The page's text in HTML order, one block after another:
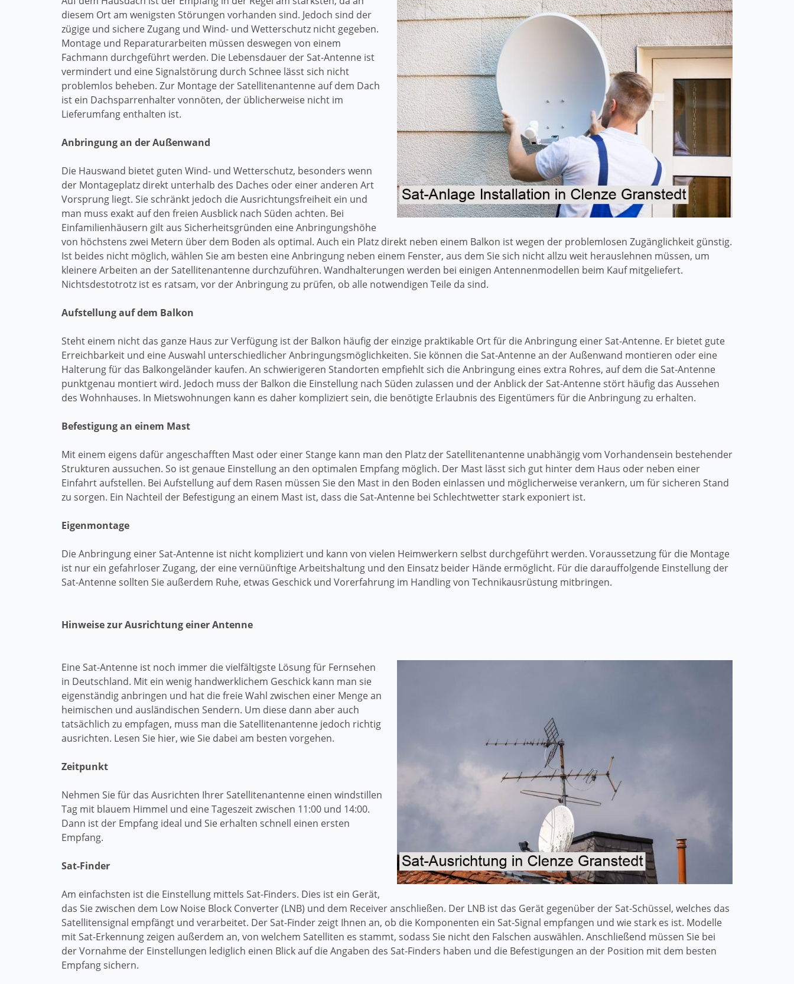
diesem Ort am wenigsten Störungen vorhanden sind. Jedoch sind der
zügige und sichere Zugang und Wind- und Wetterschutz nicht gegeben.
Montage und Reparaturarbeiten müssen deswegen von einem
Fachmann durchgeführt werden. Die Lebensdauer der Sat-Antenne ist
vermindert und eine Signalstörung durch Schnee lässt sich nicht
problemlos beheben. Zur Montage der Satellitenantenne auf dem Dach
ist ein Dachsparrenhalter vonnöten, der üblicherweise nicht im
Lieferumfang enthalten ist.
Anbringung an der Außenwand
Die Hauswand bietet guten Wind- und Wetterschutz, besonders wenn
der Montageplatz direkt unterhalb des Daches oder einer anderen Art
Vorsprung liegt. Sie schränkt jedoch die Ausrichtungsfreiheit ein und
man muss exakt auf den freien Ausblick nach Süden achten. Bei
Einfamilienhäusern gilt aus Sicherheitsgründen eine Anbringungshöhe
von höchstens zwei Metern über dem Boden als optimal. Auch ein Platz direkt neben einem Balkon ist wegen der problemlosen Zugänglichkeit günstig.
Ist beides nicht möglich, wählen Sie am besten eine Anbringung neben einem Fenster, aus dem Sie sich nicht allzu weit herauslehnen müssen, um
kleinere Arbeiten an der Satellitenantenne durchzuführen. Wandhalterungen werden bei einigen Antennenmodellen beim Kauf mitgeliefert.
Nichtsdestotrotz ist es ratsam, vor der Anbringung zu prüfen, ob alle notwendigen Teile da sind.
Aufstellung auf dem Balkon
Steht einem nicht das ganze Haus zur Verfügung ist der Balkon häufig der einzige praktikable Ort für die Anbringung einer Sat-Antenne. Er bietet gute
Erreichbarkeit und eine Auswahl unterschiedlicher Anbringungsmöglichkeiten. Sie können die Sat-Antenne an der Außenwand montieren oder eine
Halterung für das Balkongeländer kaufen. An schwierigeren Standorten empfiehlt sich die Anbringung eines extra Rohres, auf dem die Sat-Antenne
punktgenau montiert wird. Jedoch muss der Balkon die Einstellung nach Süden zulassen und der Anblick der Sat-Antenne stört häufig das Aussehen
des Wohnhauses. In Mietswohnungen kann es daher kompliziert sein, die benötigte Erlaubnis des Eigentümers für die Anbringung zu erhalten.
Befestigung an einem Mast
Mit einem eigens dafür angeschafften Mast oder einer Stange kann man den Platz der Satellitenantenne unabhängig vom Vorhandensein bestehender
Strukturen aussuchen. So ist genaue Einstellung an den optimalen Empfang möglich. Der Mast lässt sich gut hinter dem Haus oder neben einer
Einfahrt aufstellen. Bei Aufstellung auf dem Rasen müssen Sie den Mast in den Boden einlassen und möglicherweise verankern, um für sicheren Stand
zu sorgen. Ein Nachteil der Befestigung an einem Mast ist, dass die Sat-Antenne bei Schlechtwetter stark exponiert ist.
Eigenmontage
Die Anbringung einer Sat-Antenne ist nicht kompliziert und kann von vielen Heimwerkern selbst durchgeführt werden. Voraussetzung für die Montage
ist nur ein gefahrloser Zugang, der eine vernüünftige Arbeitshaltung und den Einsatz beider Hände ermöglicht. Für die darauffolgende Einstellung der
Sat-Antenne sollten Sie außerdem Ruhe, etwas Geschick und Vorerfahrung im Handling von Technikausrüstung mitbringen.
Hinweise zur Ausrichtung einer Antenne
Eine Sat-Antenne ist noch immer die vielfältigste Lösung für Fernsehen
in Deutschland. Mit ein wenig handwerklichem Geschick kann man sie
eigenständig anbringen und hat die freie Wahl zwischen einer Menge an
heimischen und ausländischen Sendern. Um diese dann aber auch
tatsächlich zu empfagen, muss man die Satellitenantenne jedoch richtig
ausrichten. Lesen Sie hier, wie Sie dabei am besten vorgehen.
Zeitpunkt
Nehmen Sie für das Ausrichten Ihrer Satellitenantenne einen windstillen
Tag mit blauem Himmel und eine Tageszeit zwischen 11:00 und 14:00.
Dann ist der Empfang ideal und Sie erhalten schnell einen ersten
Empfang.
Sat-Finder
Am einfachsten ist die Einstellung mittels Sat-Finders. Dies ist ein Gerät,
das Sie zwischen dem Low Noise Block Converter (LNB) und dem Receiver anschließen. Der LNB ist das Gerät gegenüber der Sat-Schüssel, welches das
Satellitensignal empfängt und verarbeitet. Der Sat-Finder zeigt Ihnen an, ob die Komponenten ein Sat-Signal empfangen und wie stark es ist. Modelle
mit Sat-Erkennung zeigen außerdem an, von welchem Satelliten es stammt, sodass Sie nicht den Falschen auswählen. Anschließend müssen Sie bei
der Vornahme der Einstellungen lediglich einen Blick auf die Angaben des Sat-Finders haben und die Befestigungen an der Position mit dem besten
Empfang sichern.